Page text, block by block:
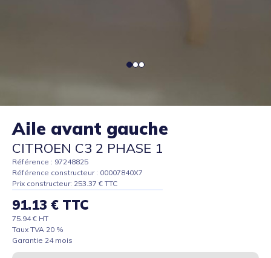
Aile avant gauche
CITROEN C3 2 PHASE 1
Référence : 97248825
Référence constructeur : 00007840X7
Prix constructeur: 253.37 € TTC
91.13 € TTC
75.94 € HT
Taux TVA 20 %
Garantie 24 mois